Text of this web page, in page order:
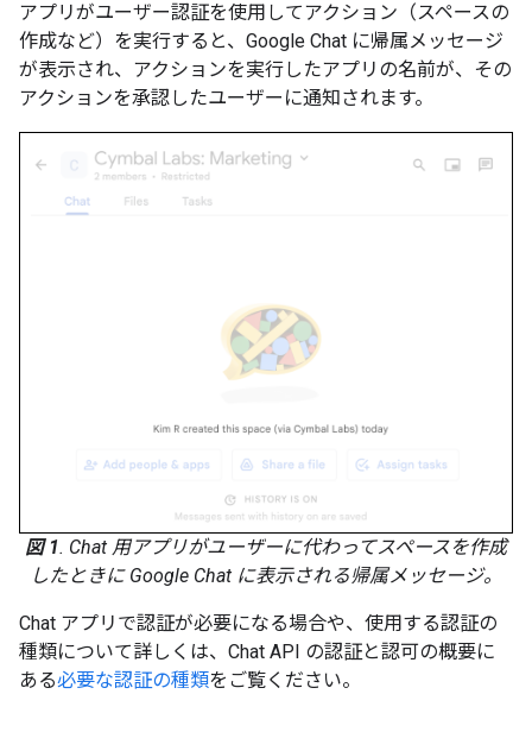
アプリがユーザー認証を使用してアクション（スペースの
作成など）を実行すると、Google Chat に帰属メッセージ
が表示され、アクションを実行したアプリの名前が、その
アクションを承認したユーザーに通知されます。
図 1. Chat 用アプリがユーザーに代わってスペースを作成
したときに Google Chat に表示される帰属メッセージ。
Chat アプリで認証が必要になる場合や、使用する認証の
種類について詳しくは、Chat API の認証と認可の概要に
ある必要な認証の種類をご覧ください。